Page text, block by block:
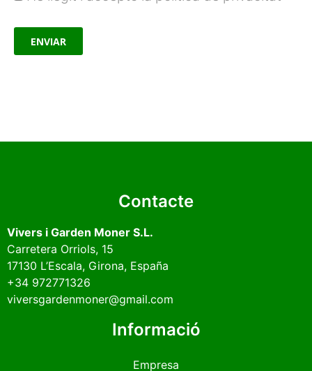
ENVIAR
Contacte
Vivers i Garden Moner S.L.
Carretera Orriols, 15
17130 L’Escala, Girona, España
+34 972771326
viversgardenmoner@gmail.com
Informació
Empresa